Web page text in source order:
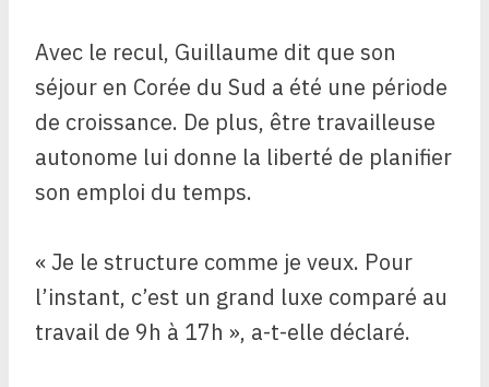
Avec le recul, Guillaume dit que son
séjour en Corée du Sud a été une période
de croissance. De plus, être travailleuse
autonome lui donne la liberté de planifier
son emploi du temps.
« Je le structure comme je veux. Pour
l’instant, c’est un grand luxe comparé au
travail de 9h à 17h », a-t-elle déclaré.